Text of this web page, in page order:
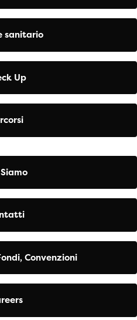
sanitario
Up
Convenzioni